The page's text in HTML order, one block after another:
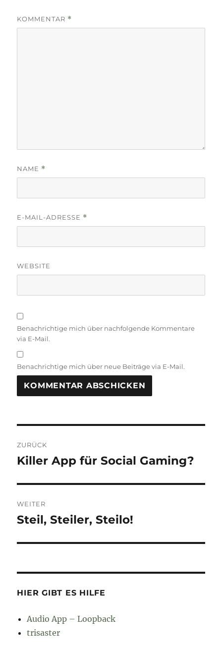
KOMMENTAR *
NAME *
E-MAIL-ADRESSE *
WEBSITE
Benachrichtige mich über nachfolgende Kommentare
via E-Mail.
Benachrichtige mich über neue Beiträge via E-Mail.
ZURÜCK
Vorheriger
Killer App für Social Gaming?
WEITER
Nächster
Steil, Steiler, Steilo!
HIER GIBT ES HILFE
Audio App – Loopback
trisaster